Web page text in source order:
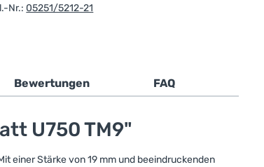
Nr.: 05251/5212-21
Bewertungen FAQ
U750 TM9"
einer Stärke von 19 mm und beeindruckenden